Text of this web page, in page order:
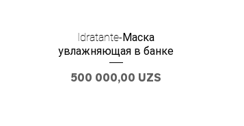
Idratante-Маска
увлажняющая в банке
Цена
500 000,00 UZS